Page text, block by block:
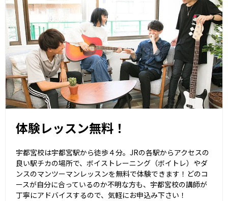
体験レッスン無料！
宇都宮校は宇都宮駅から徒歩４分。JRの各駅からアクセスの
良い駅チカの場所で、ボイストレーニング（ボイトレ）やダ
ンスのマンツーマンレッスンを無料で体験できます！どのコ
ースが自分に合っているのか不明な方も、宇都宮校の講師が
丁寧にアドバイスするので、気軽にお申込み下さい！